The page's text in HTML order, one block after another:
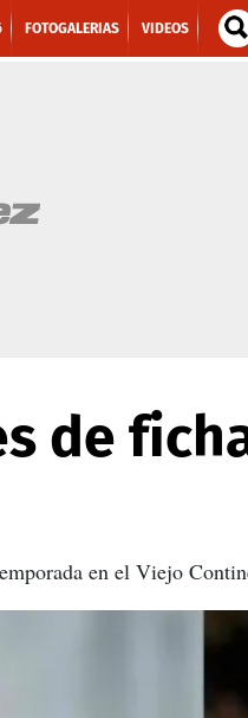
FOTOGALERIAS VIDEOS
de
en el Viejo